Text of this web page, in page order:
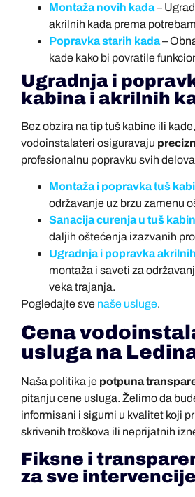
Montaža novih kada–
akrilnih kada prema
Popravka starih kada–
kade kako bi povratile
Ugradnja i
kabina i akrilnih
Bez obzira na tip tuš kabine ili
vodoinstalateri osiguravaju
profesionalnu popravku svih
Montaža i popravka tuš
održavanje uz brzu zamenu
Sanacija curenja u tuš
daljih oštećenja izazvanih
Ugradnja i popravka
montaža i saveti za
veka trajanja.
Pogledajte sve naše usluge.
Cena
usluga na
Naša politika je potpuna
pitanju cene usluga. Želimo da
informisani i sigurni u kvalitet koji
skrivenih troškova ili neprijatnih
Fiksne i
za sve intervencije